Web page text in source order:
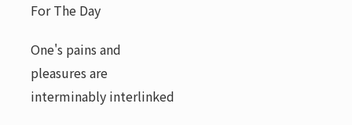
For The Day
One's pains and
pleasures are
interminably interlinked